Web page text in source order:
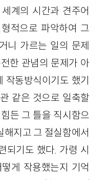
계의 시간과 견주어
적으로 파악하여 그
니 가르는 일의 문제
한 관념의 문제가 아
작동방식이기도 했기
같은 것으로 일축할
든 그 틀을 직시함으
지고 그 절실함에서
되기도 했다. 가령 시
떻게 작용했는지 기억